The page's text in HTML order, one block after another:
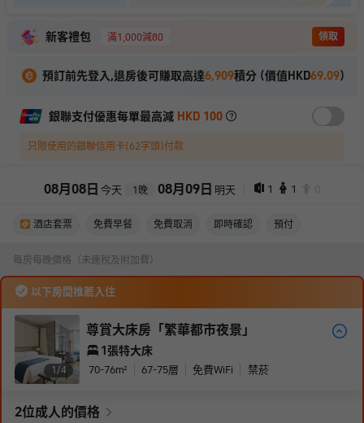
新客禮包 滿1,000減80 領取
預訂前先登入,退房後可賺取高達6,909積分 (價值HKD69.09)
銀聯支付優惠每單最高減 HKD 100
只限使用的銀聯信用卡(62字頭)付款
08月 08 日 今天 1 晚 08月 09 日 明天 1 1
酒店套票 免費早餐 免費取消 即時確認 預付
每房每晚價格（未連稅及附加費）
以下房間推薦入住
1/4
尊賞大床房「繁華都市夜景」
1張特大床
70-76m² 67-75層 免費WiFi 禁菸
2位成人 的價格